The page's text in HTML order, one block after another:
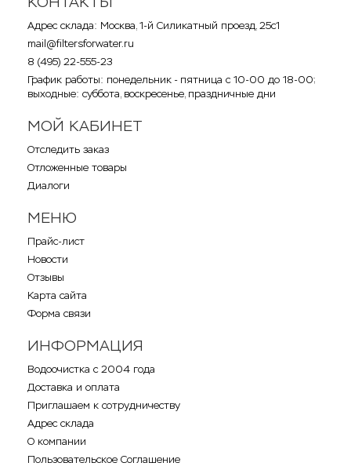
Адрес склада: Москва, 1-й Силикатный проезд, 25с1
mail@filtersforwater.ru
8 (495) 22-555-23
График работы: понедельник - пятница с 10-00 до 18-00;
выходные: суббота, воскресенье, праздничные дни
МОЙ КАБИНЕТ
Отследить заказ
Отложенные товары
Диалоги
МЕНЮ
Прайс-лист
Новости
Отзывы
Карта сайта
Форма связи
ИНФОРМАЦИЯ
Водоочистка с 2004 года
Доставка и оплата
Приглашаем к сотрудничеству
Адрес склада
О компании
Пользовательское Соглашение